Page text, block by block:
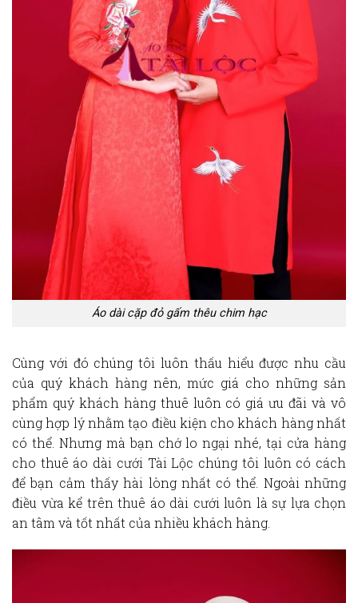
Áo dài cặp đỏ gấm thêu chim hạc
Cùng với đó chúng tôi luôn thấu hiểu được nhu cầu
của quý khách hàng nên, mức giá cho những sản
phẩm quý khách hàng thuê luôn có giá ưu đãi và vô
cùng hợp lý nhằm tạo điều kiện cho khách hàng nhất
có thể. Nhưng mà bạn chớ lo ngại nhé, tại cửa hàng
cho thuê áo dài cưới Tài Lộc chúng tôi luôn có cách
để bạn cảm thấy hài lòng nhất có thể. Ngoài những
điều vừa kể trên thuê áo dài cưới luôn là sự lựa chọn
an tâm và tốt nhất của nhiều khách hàng.